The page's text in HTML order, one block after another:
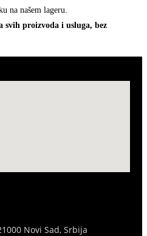
na našem lageru.
svih proizvoda i usluga, bez
Novi Sad, Srbija